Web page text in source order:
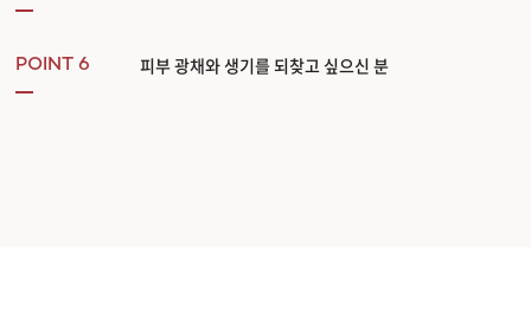
POINT 6 피부 광채와 생기를 되찾고 싶으신 분